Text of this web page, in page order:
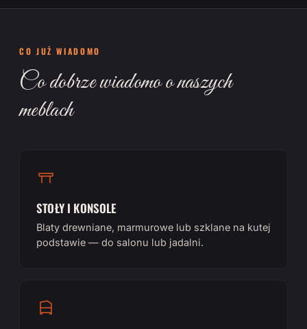
CO JUŻ WIADOMO
Co dobrze wiadomo o naszych
meblach
STOŁY I KONSOLE
Blaty drewniane, marmurowe lub szklane na kutej
podstawie — do salonu lub jadalni.